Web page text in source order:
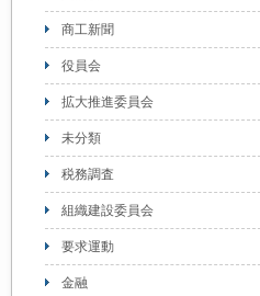
商工新聞
役員会
拡大推進委員会
未分類
税務調査
組織建設委員会
要求運動
金融